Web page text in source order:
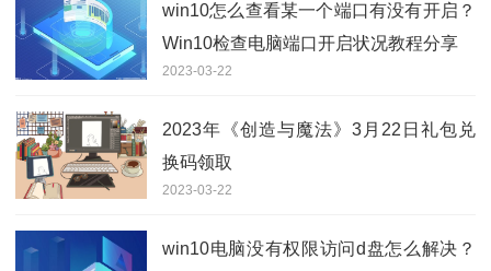
win10怎么查看某一个端口有没有开启？
Win10检查电脑端口开启状况教程分享
2023-03-22
2023年《创造与魔法》3月22日礼包兑
换码领取
2023-03-22
win10电脑没有权限访问d盘怎么解决？